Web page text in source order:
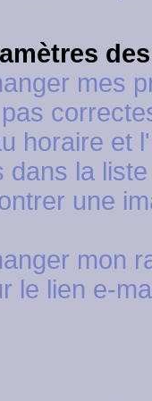
mes
horaire et
dans la
une
mon
le lien e-